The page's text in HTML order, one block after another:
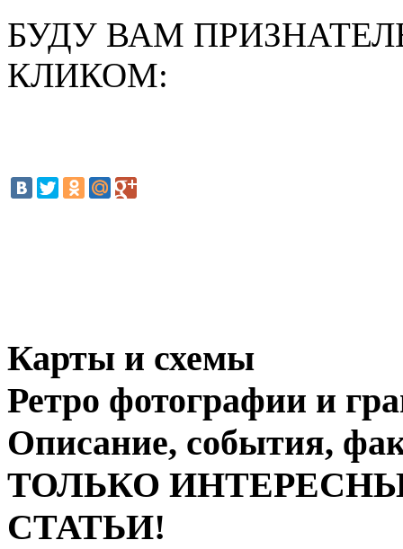
БУДУ ВАМ
КЛИКОМ:
Карты и схемы
Ретро фотографии и
Описание, события,
ТОЛЬКО
СТАТЬИ!